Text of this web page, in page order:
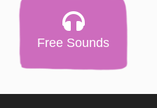
Free Sounds